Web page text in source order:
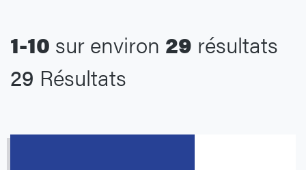
1-10 sur environ 29 résultats
29 Résultats